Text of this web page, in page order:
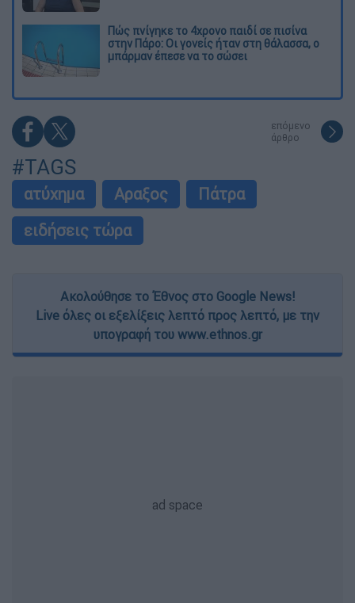
Πώς πνίγηκε το 4χρονο παιδί σε πισίνα
στην Πάρο: Οι γονείς ήταν στη θάλασσα, ο
μπάρμαν έπεσε να το σώσει
επόμενο
άρθρο
#TAGS
ατύχημα Αραξος
Πάτρα
ειδήσεις τώρα
Ακολούθησε το Έθνος στο Google News!
Live όλες οι εξελίξεις λεπτό προς λεπτό, με την
υπογραφή του www.ethnos.gr